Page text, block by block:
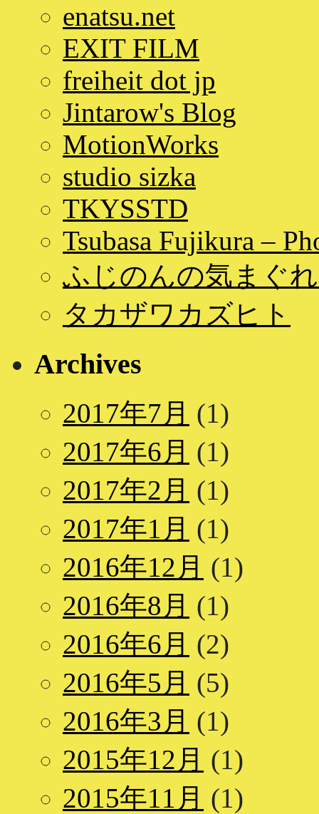
enatsu.net
EXIT FILM
freiheit dot jp
Jintarow's Blog
MotionWorks
studio sizka
TKYSSTD
Tsubasa Fujikura –
ふじのんの気まぐ
タカザワカズヒト
Archives
2017年7月 (1)
2017年6月 (1)
2017年2月 (1)
2017年1月 (1)
2016年12月 (1)
2016年8月 (1)
2016年6月 (2)
2016年5月 (5)
2016年3月 (1)
2015年12月 (1)
2015年11月 (1)